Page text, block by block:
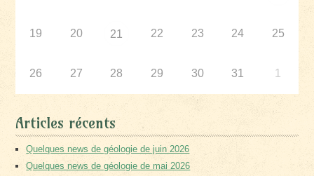
19 20 21 22 23 24 25
26 27 28 29 30 31 1
Articles récents
Quelques news de géologie de juin 2026
Quelques news de géologie de mai 2026